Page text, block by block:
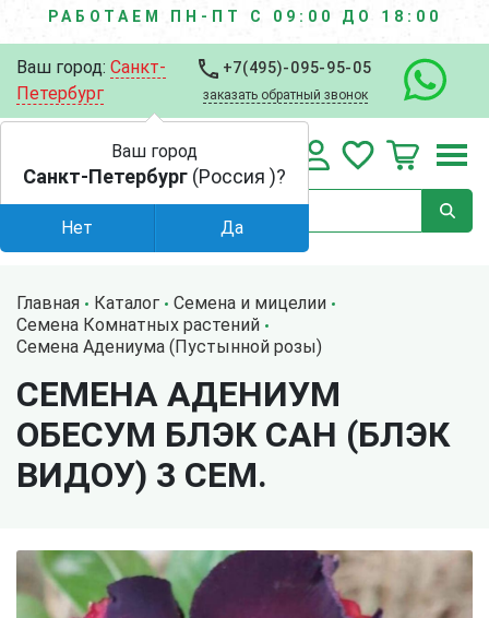
РАБОТАЕМ ПН-ПТ С 09:00 ДО 18:00
Ваш город: Санкт-
Петербург
+7(495)-095-95-05
заказать обратный звонок
Главная Каталог
Семена и мицелии
Семена Комнатных растений
Семена Адениума (Пустынной розы)
СЕМЕНА АДЕНИУМ
ОБЕСУМ БЛЭК САН (БЛЭК
ВИДОУ) 3 СЕМ.
Ваш город
Санкт-Петербург (Россия )?
Нет Да